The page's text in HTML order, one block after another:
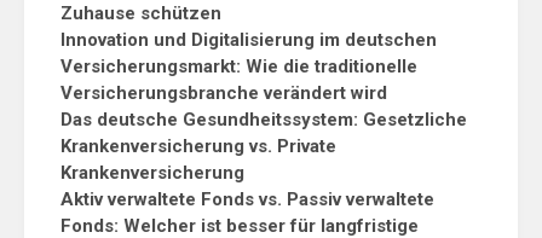
Zuhause schützen
Innovation und Digitalisierung im deutschen
Versicherungsmarkt: Wie die traditionelle
Versicherungsbranche verändert wird
Das deutsche Gesundheitssystem: Gesetzliche
Krankenversicherung vs. Private
Krankenversicherung
Aktiv verwaltete Fonds vs. Passiv verwaltete
Fonds: Welcher ist besser für langfristige